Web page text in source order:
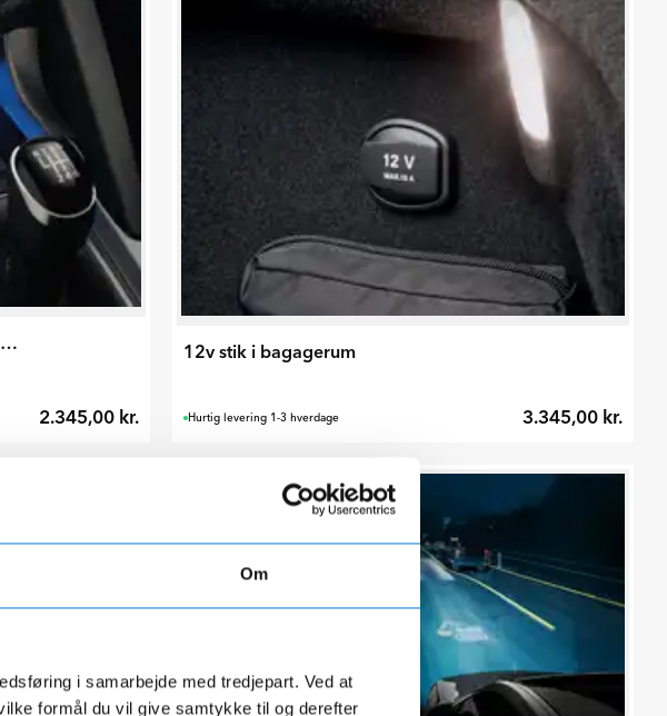
Om
i samarbejde med tredjepart. Ved at
formål du vil give samtykke til og derefter
Trådløs opladning af mobiltelefon til Kadjar 2018-2022
2.345,00 kr.
12v stik i bagagerum
Hurtig levering 1-3 hverdage 3.345,00 kr.